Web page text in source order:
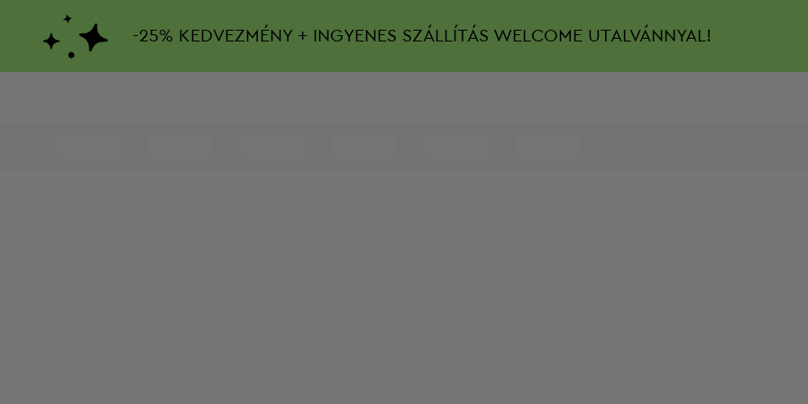
-25% KEDVEZMÉNY + INGYENES SZÁLLÍTÁS WELCOME UTALVÁNNYAL!